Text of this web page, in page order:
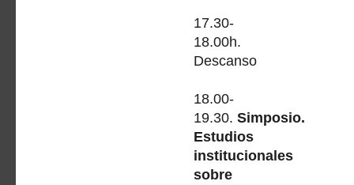
17.30-
18.00h.
Descanso
18.00-
19.30. Simposio.
Estudios
institucionales
sobre